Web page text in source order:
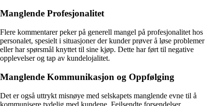
Manglende Profesjonalitet
Flere kommentarer peker på generell mangel på profesjonalitet hos
personalet, spesielt i situasjoner der kunder prøver å løse problemer
eller har spørsmål knyttet til sine kjøp. Dette har ført til negative
opplevelser og tap av kundelojalitet.
Manglende Kommunikasjon og Oppfølging
Det er også uttrykt misnøye med selskapets manglende evne til å
kommunisere tydelig med kundene. Feilsendte forsendelser,